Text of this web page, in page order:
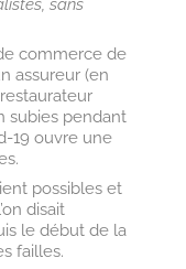
commerce de
assureur (en
subies pendant
19 ouvre une
possibles et
disait
le début de la
failles.